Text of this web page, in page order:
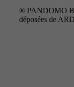
® PANDOMO
déposées de